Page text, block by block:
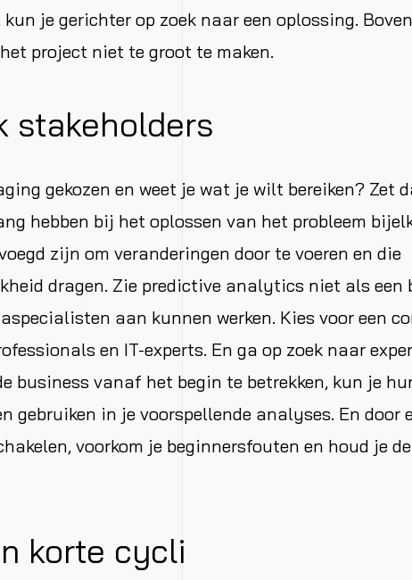
kun je gerichter op zoek naar een oplossing.
project niet te groot te maken.
stakeholders
gekozen en weet je wat je wilt bereiken? Zet
hebben bij het oplossen van het probleem
zijn om veranderingen door te voeren en die
dragen. Zie predictive analytics niet als een
aan kunnen werken. Kies voor een
en IT-experts. En ga op zoek naar
business vanaf het begin te betrekken, kun je
gebruiken in je voorspellende analyses. En door
voorkom je beginnersfouten en houd je
korte cycli